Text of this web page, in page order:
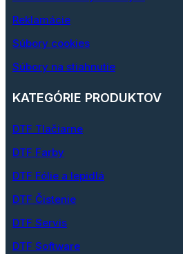
Reklamácie
Súbory cookies
Súbory na stiahnutie
KATEGÓRIE PRODUKTOV
DTF Tlačiarne
DTF Farby
DTF Fólie a lepidlá
DTF Čistenie
DTF Servis
DTF Software